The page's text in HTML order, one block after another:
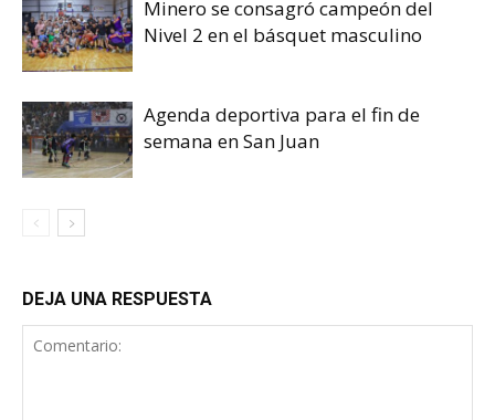
Minero se consagró campeón del
Nivel 2 en el básquet masculino
Agenda deportiva para el fin de
semana en San Juan
DEJA UNA RESPUESTA